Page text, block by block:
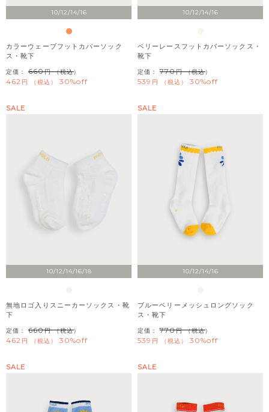
10/12/14/16
カラーウェーブフットカバーソック
ス・靴下
定価： 660 （税込）
462 税込 30%off
10/12/14/16
ベリーレースフットカバーソックス・
靴下
定価： 770 （税込）
539 税込 30%off
10/12/14/16/18
SALE
無地ロゴ入りスニーカーソックス・靴
下
定価： 660 （税込）
462 税込 30%off
10/12/14/16
SALE
ブルーベリーメッシュロングソック
ス・靴下
定価： 770 （税込）
539 税込 30%off
SALE SALE